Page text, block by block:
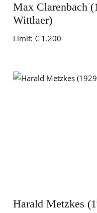
Max Clarenbach
Wittlaer)
Limit: € 1.200
Harald Metzkes